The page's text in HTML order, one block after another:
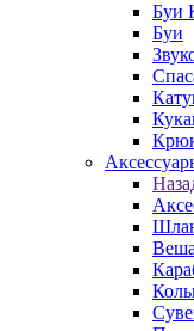
Буи
Буи